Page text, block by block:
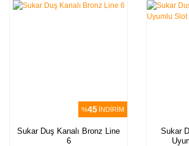
%45 İNDİRİM
Sukar Duş Kanalı Bronz Line
6
Sukar